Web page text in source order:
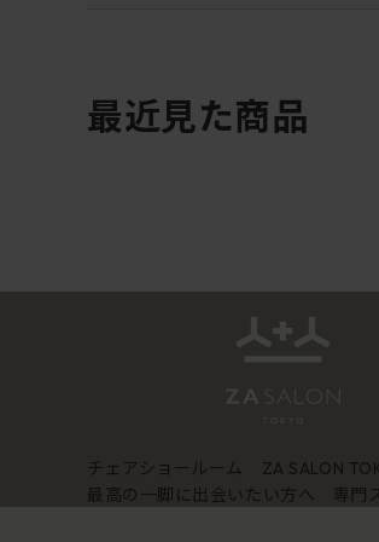
最近見た商品
チェアショールーム ZA SALON
最高の一脚に出会いたい方へ 専門